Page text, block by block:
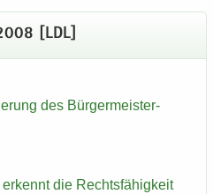
[LDL]
des Bürgermeister-​
die Rechts­fä­hig­keit